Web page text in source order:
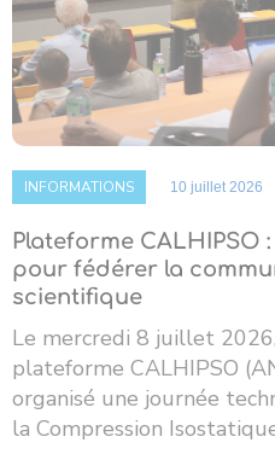
INFORMATIONS 10 juillet 2026
Plateforme CALHIPSO
pour fédérer la
scientifique
Le mercredi 8 juillet
plateforme CALHIPSO
organisé une journée
la Compression